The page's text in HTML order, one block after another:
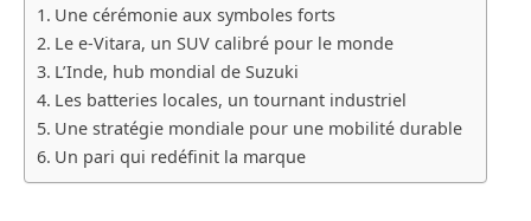
Une cérémonie aux symboles forts
Le e-Vitara, un SUV calibré pour le monde
L’Inde, hub mondial de Suzuki
Les batteries locales, un tournant industriel
Une stratégie mondiale pour une mobilité durable
Un pari qui redéfinit la marque